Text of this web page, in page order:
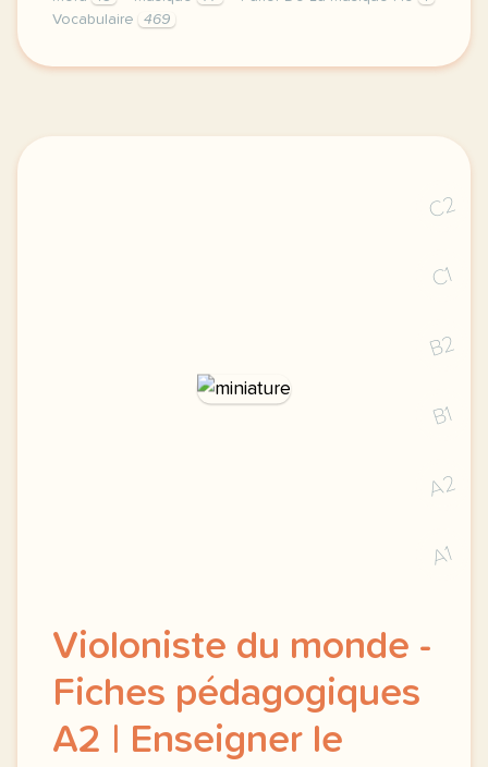
Vocabulaire
469
image pixabay comcette derniere semaine de
C2
C1
B2
B1
A2
A1
Violoniste du monde -
Fiches pédagogiques
A2 | Enseigner le